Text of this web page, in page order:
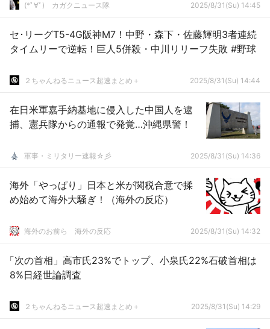
(*ﾟ∀ﾟ)ゞカガクニュース隊 2025/8/31(Su) 14:45
セ･リーグT5-4G阪神M7！中野・森下・佐藤輝明3者連続
タイムリーで逆転！巨人5併殺・中川リリーフ失敗 #野球
２ちゃんねるニュース超速まとめ＋ 2025/8/31(Su) 14:44
在日米軍嘉手納基地に侵入した中国人を逮
捕、憲兵隊からの通報で発覚…沖縄県警！
軍事・ミリタリー速報☆彡 2025/8/31(Su) 14:36
海外「やっぱり」日本と米が関税合意で揉
め始めて海外大騒ぎ！（海外の反応）
海外のお前ら 海外の反応 2025/8/31(Su) 14:32
「次の首相」高市氏23%でトップ、小泉氏22%石破首相は
8%日経世論調査
２ちゃんねるニュース超速まとめ＋ 2025/8/31(Su) 14:29